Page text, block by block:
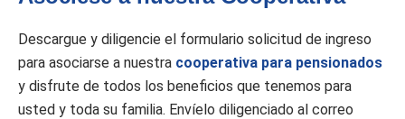
Descargue y diligencie el formulario solicitud de ingreso
para asociarse a nuestra cooperativa para pensionados
y disfrute de todos los beneficios que tenemos para
usted y toda su familia. Envíelo diligenciado al correo